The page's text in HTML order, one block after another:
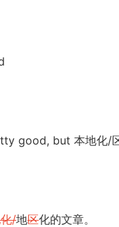
good, but 本地化
/地区化的文章。